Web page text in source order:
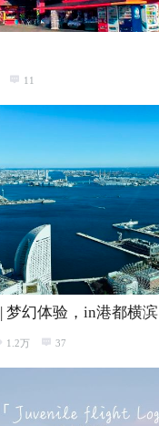
11
梦幻体验，in港都横滨
1.2万 37